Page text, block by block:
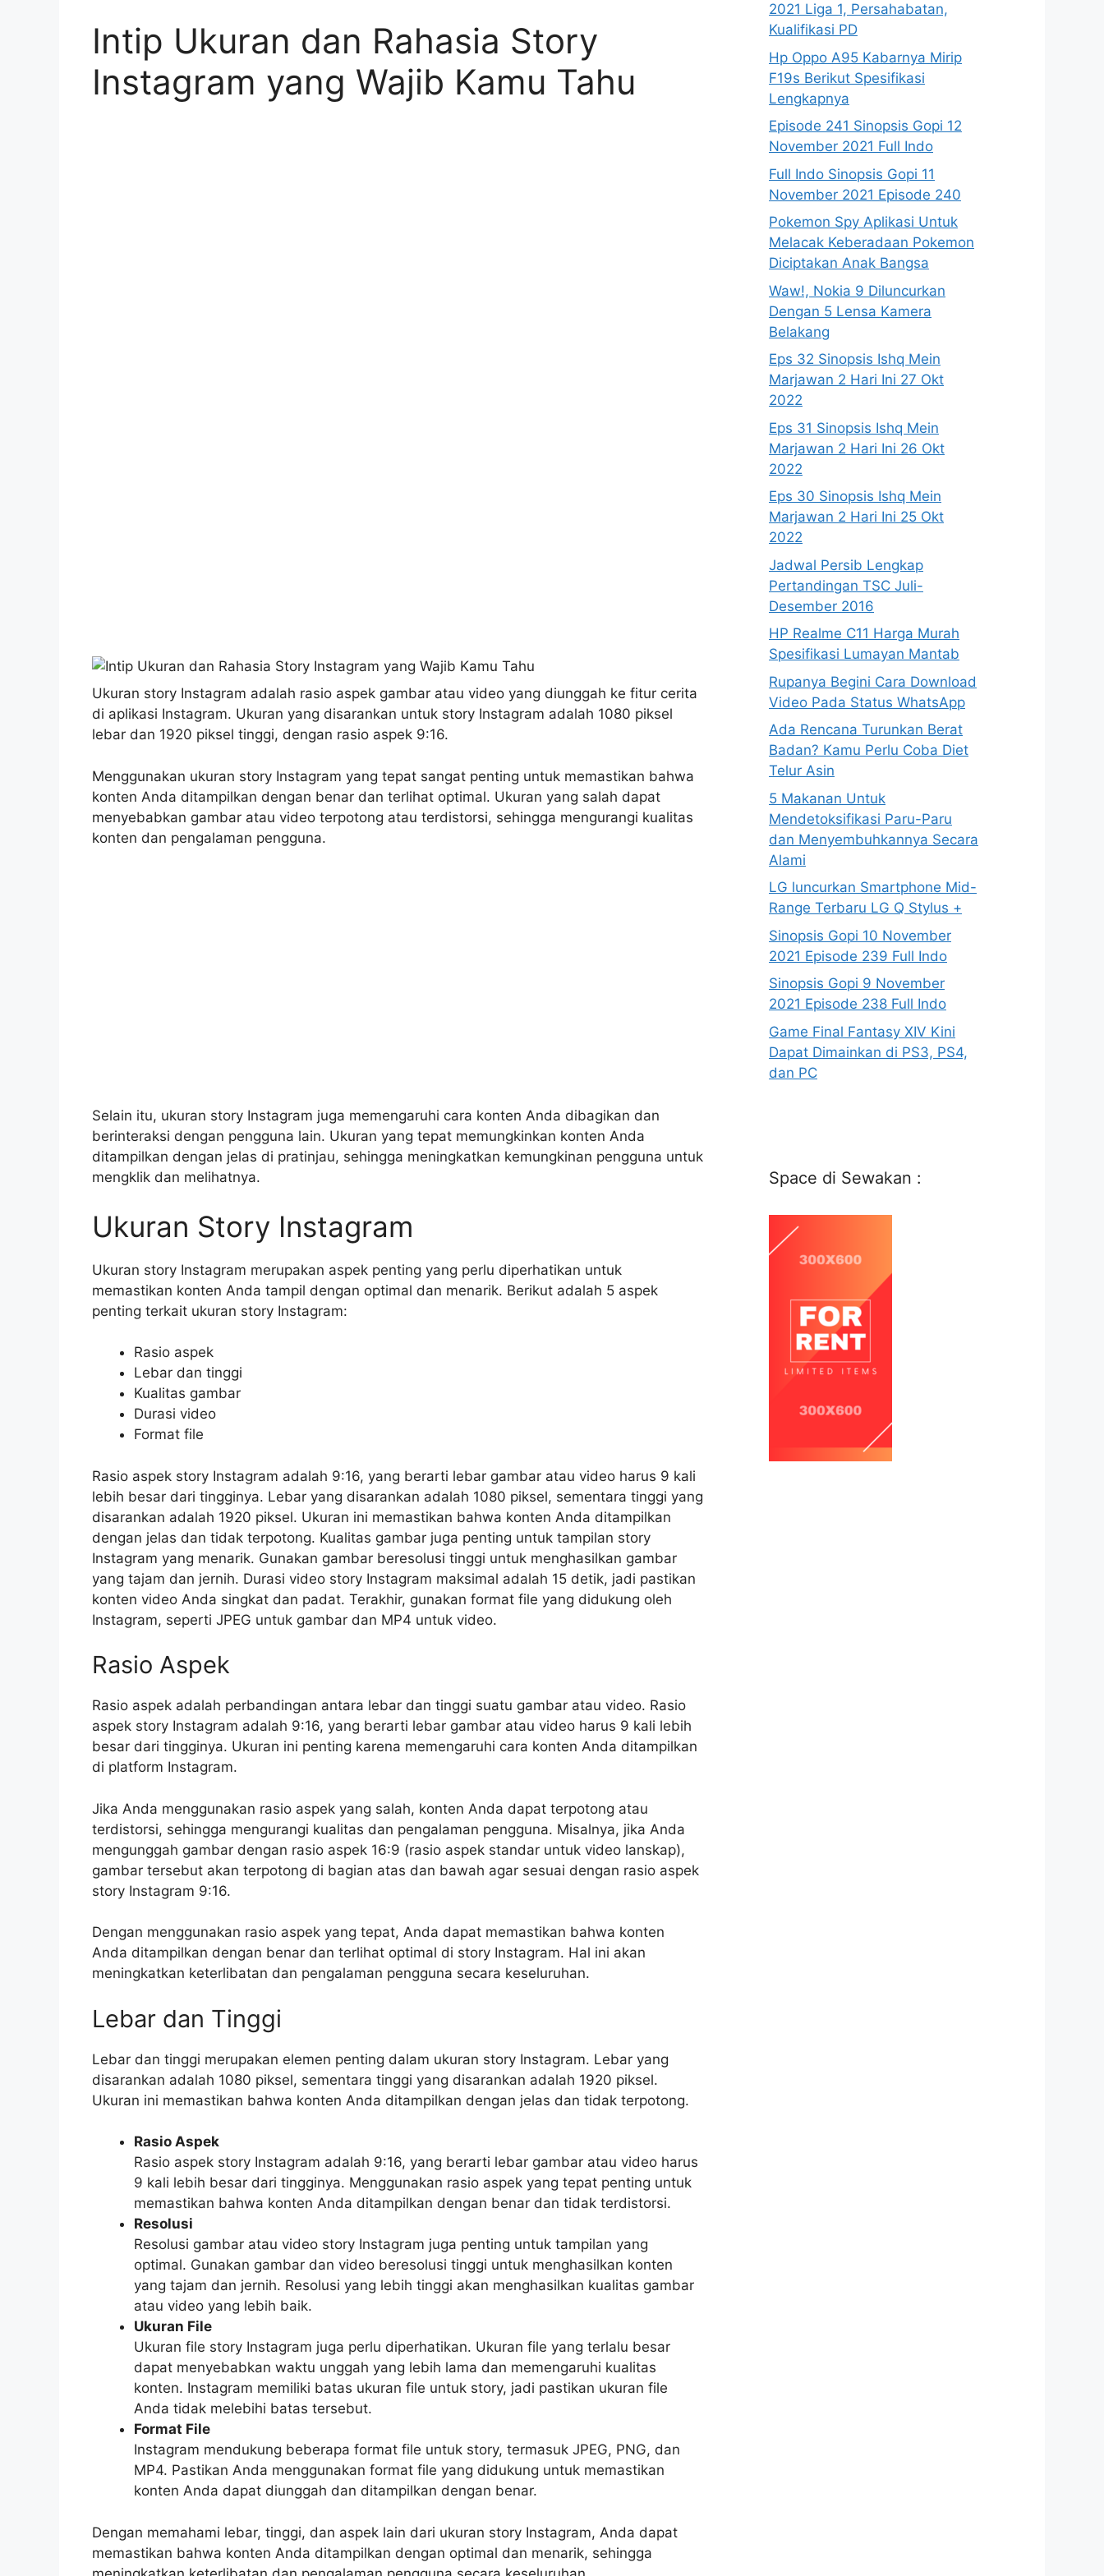
Intip Ukuran dan Rahasia Story
Instagram yang Wajib Kamu Tahu
Ukuran story Instagram adalah rasio aspek gambar atau video yang diunggah ke fitur cerita
di aplikasi Instagram. Ukuran yang disarankan untuk story Instagram adalah 1080 piksel
lebar dan 1920 piksel tinggi, dengan rasio aspek 9:16.
Menggunakan ukuran story Instagram yang tepat sangat penting untuk memastikan bahwa
konten Anda ditampilkan dengan benar dan terlihat optimal. Ukuran yang salah dapat
menyebabkan gambar atau video terpotong atau terdistorsi, sehingga mengurangi kualitas
konten dan pengalaman pengguna.
Selain itu, ukuran story Instagram juga memengaruhi cara konten Anda dibagikan dan
berinteraksi dengan pengguna lain. Ukuran yang tepat memungkinkan konten Anda
ditampilkan dengan jelas di pratinjau, sehingga meningkatkan kemungkinan pengguna untuk
mengklik dan melihatnya.
Ukuran Story Instagram
Ukuran story Instagram merupakan aspek penting yang perlu diperhatikan untuk
memastikan konten Anda tampil dengan optimal dan menarik. Berikut adalah 5 aspek
penting terkait ukuran story Instagram:
Rasio aspek
Lebar dan tinggi
Kualitas gambar
Durasi video
Format file
Rasio aspek story Instagram adalah 9:16, yang berarti lebar gambar atau video harus 9 kali
lebih besar dari tingginya. Lebar yang disarankan adalah 1080 piksel, sementara tinggi yang
disarankan adalah 1920 piksel. Ukuran ini memastikan bahwa konten Anda ditampilkan
dengan jelas dan tidak terpotong. Kualitas gambar juga penting untuk tampilan story
Instagram yang menarik. Gunakan gambar beresolusi tinggi untuk menghasilkan gambar
yang tajam dan jernih. Durasi video story Instagram maksimal adalah 15 detik, jadi pastikan
konten video Anda singkat dan padat. Terakhir, gunakan format file yang didukung oleh
Instagram, seperti JPEG untuk gambar dan MP4 untuk video.
Rasio Aspek
Rasio aspek adalah perbandingan antara lebar dan tinggi suatu gambar atau video. Rasio
aspek story Instagram adalah 9:16, yang berarti lebar gambar atau video harus 9 kali lebih
besar dari tingginya. Ukuran ini penting karena memengaruhi cara konten Anda ditampilkan
di platform Instagram.
Jika Anda menggunakan rasio aspek yang salah, konten Anda dapat terpotong atau
terdistorsi, sehingga mengurangi kualitas dan pengalaman pengguna. Misalnya, jika Anda
mengunggah gambar dengan rasio aspek 16:9 (rasio aspek standar untuk video lanskap),
gambar tersebut akan terpotong di bagian atas dan bawah agar sesuai dengan rasio aspek
story Instagram 9:16.
Dengan menggunakan rasio aspek yang tepat, Anda dapat memastikan bahwa konten
Anda ditampilkan dengan benar dan terlihat optimal di story Instagram. Hal ini akan
meningkatkan keterlibatan dan pengalaman pengguna secara keseluruhan.
Lebar dan Tinggi
Lebar dan tinggi merupakan elemen penting dalam ukuran story Instagram. Lebar yang
disarankan adalah 1080 piksel, sementara tinggi yang disarankan adalah 1920 piksel.
Ukuran ini memastikan bahwa konten Anda ditampilkan dengan jelas dan tidak terpotong.
Rasio Aspek
Rasio aspek story Instagram adalah 9:16, yang berarti lebar gambar atau video harus
9 kali lebih besar dari tingginya. Menggunakan rasio aspek yang tepat penting untuk
memastikan bahwa konten Anda ditampilkan dengan benar dan tidak terdistorsi.
Resolusi
Resolusi gambar atau video story Instagram juga penting untuk tampilan yang
optimal. Gunakan gambar dan video beresolusi tinggi untuk menghasilkan konten
yang tajam dan jernih. Resolusi yang lebih tinggi akan menghasilkan kualitas gambar
atau video yang lebih baik.
Ukuran File
Ukuran file story Instagram juga perlu diperhatikan. Ukuran file yang terlalu besar
dapat menyebabkan waktu unggah yang lebih lama dan memengaruhi kualitas
konten. Instagram memiliki batas ukuran file untuk story, jadi pastikan ukuran file
Anda tidak melebihi batas tersebut.
Format File
Instagram mendukung beberapa format file untuk story, termasuk JPEG, PNG, dan
MP4. Pastikan Anda menggunakan format file yang didukung untuk memastikan
konten Anda dapat diunggah dan ditampilkan dengan benar.
Dengan memahami lebar, tinggi, dan aspek lain dari ukuran story Instagram, Anda dapat
memastikan bahwa konten Anda ditampilkan dengan optimal dan menarik, sehingga
2021 Liga 1, Persahabatan,
Kualifikasi PD
Hp Oppo A95 Kabarnya Mirip
F19s Berikut Spesifikasi
Lengkapnya
Episode 241 Sinopsis Gopi 12
November 2021 Full Indo
Full Indo Sinopsis Gopi 11
November 2021 Episode 240
Pokemon Spy Aplikasi Untuk
Melacak Keberadaan Pokemon
Diciptakan Anak Bangsa
Waw!, Nokia 9 Diluncurkan
Dengan 5 Lensa Kamera
Belakang
Eps 32 Sinopsis Ishq Mein
Marjawan 2 Hari Ini 27 Okt
2022
Eps 31 Sinopsis Ishq Mein
Marjawan 2 Hari Ini 26 Okt
2022
Eps 30 Sinopsis Ishq Mein
Marjawan 2 Hari Ini 25 Okt
2022
Jadwal Persib Lengkap
Pertandingan TSC Juli-
Desember 2016
HP Realme C11 Harga Murah
Spesifikasi Lumayan Mantab
Rupanya Begini Cara Download
Video Pada Status WhatsApp
Ada Rencana Turunkan Berat
Badan? Kamu Perlu Coba Diet
Telur Asin
5 Makanan Untuk
Mendetoksifikasi Paru-Paru
dan Menyembuhkannya Secara
Alami
LG luncurkan Smartphone Mid-
Range Terbaru LG Q Stylus +
Sinopsis Gopi 10 November
2021 Episode 239 Full Indo
Sinopsis Gopi 9 November
2021 Episode 238 Full Indo
Game Final Fantasy XIV Kini
Dapat Dimainkan di PS3, PS4,
dan PC
Space di Sewakan :